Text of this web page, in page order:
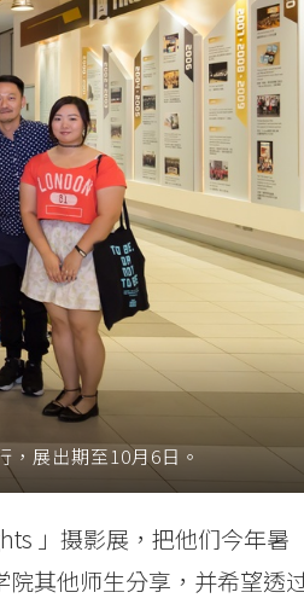
展出期至10月6日。
」摄影展，把他们今年暑
其他师生分享，并希望透